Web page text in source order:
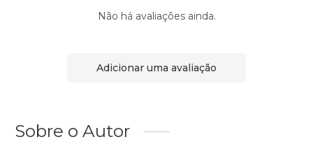
Não há avaliações ainda.
Adicionar uma avaliação
Sobre o Autor